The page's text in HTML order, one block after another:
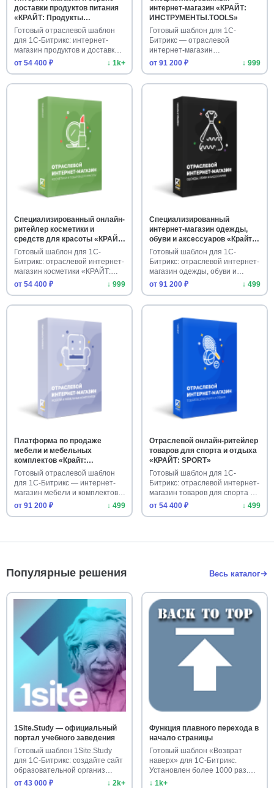
доставки продуктов питания
«КРАЙТ: Продукты
питания.Retail»
Готовый отраслевой шаблон
для 1С-Битрикс: интернет-
магазин продуктов и доставки
…
от 54 400 ₽ ↓ 1k+
интернет-магазин «КРАЙТ:
ИНСТРУМЕНТЫ.TOOLS»
Готовый шаблон для 1С-
Битрикс — отраслевой
интернет-магазин
инструментов. Адапти…
от 91 200 ₽ ↓ 999
Специализированный онлайн-
ритейлер косметики и
средств для красоты «КРАЙТ:
COSMETICS»
Готовый шаблон для 1С-
Битрикс: отраслевой интернет-
магазин косметики «КРАЙТ:
COS…
от 54 400 ₽ ↓ 999
Специализированный
интернет-магазин одежды,
обуви и аксессуаров «Крайт:
Одежда.Fashion»
Готовый шаблон для 1С-
Битрикс: отраслевой интернет-
магазин одежды, обуви и
аксес…
от 91 200 ₽ ↓ 499
Платформа по продаже
мебели и мебельных
комплектов «Крайт:
Мебель.Furniture»
Готовый отраслевой шаблон
для 1С-Битрикс — интернет-
магазин мебели и комплектов
…
от 91 200 ₽ ↓ 499
Отраслевой онлайн-ритейлер
товаров для спорта и отдыха
«КРАЙТ: SPORT»
Готовый шаблон для 1С-
Битрикс: отраслевой интернет-
магазин товаров для спорта и
…
от 54 400 ₽ ↓ 499
Популярные решения Весь каталог
1Site.Study — официальный
портал учебного заведения
Готовый шаблон 1Site.Study
для 1С-Битрикс: создайте сайт
образовательной организ…
от 43 000 ₽
↓ 2k+
Функция плавного перехода в
начало страницы
Готовый шаблон «Возврат
наверх» для 1С-Битрикс.
Установлен более 1000 раз.
Улучш…
↓ 1k+